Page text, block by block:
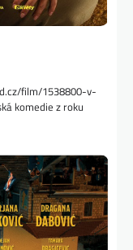
film/1538800-v-
komedie z roku